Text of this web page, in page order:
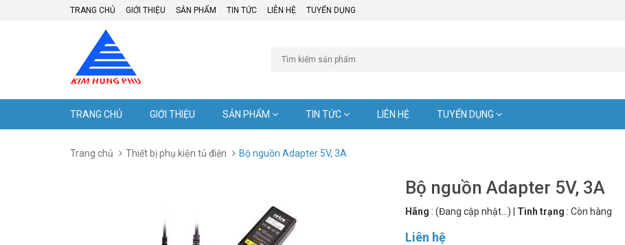
TRANG CHỦ GIỚI THIỆU SẢN PHẨM TIN TỨC LIÊN HỆ TUYỂN DỤNG
TRANG CHỦ GIỚI THIỆU SẢN PHẨM TIN TỨC LIÊN HỆ TUYỂN DỤNG
Trang chủ Thiết bị phụ kiện tủ điện Bộ nguồn Adapter 5V, 3A
Bộ nguồn Adapter 5V, 3A
Hãng : (Đang cập nhật...) Tình trạng : Còn hàng
Liên hệ